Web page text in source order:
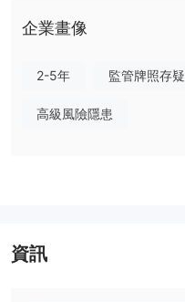
便立即概述經紀人的特徵。
似乎沒有任何明顯的好處。
的投訴
企業畫像
2-5年 監管牌照存疑
高級風險隱患
資訊